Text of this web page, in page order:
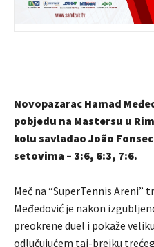
Novopazarac Hamad
pobjedu na Mastersu u
kolu savladao João
setovima – 3:6, 6:3, 7:6.
Meč na “SuperTennis Areni”
Međedović je nakon
preokrene duel i pokaže
odlučujućem taj-brejku